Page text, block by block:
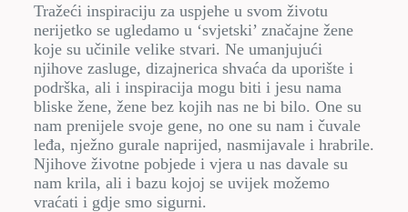
Tražeći inspiraciju za uspjehe u svom životu
nerijetko se ugledamo u ‘svjetski’ značajne žene
koje su učinile velike stvari. Ne umanjujući
njihove zasluge, dizajnerica shvaća da uporište i
podrška, ali i inspiracija mogu biti i jesu nama
bliske žene, žene bez kojih nas ne bi bilo. One su
nam prenijele svoje gene, no one su nam i čuvale
leđa, nježno gurale naprijed, nasmijavale i hrabrile.
Njihove životne pobjede i vjera u nas davale su
nam krila, ali i bazu kojoj se uvijek možemo
vraćati i gdje smo sigurni.